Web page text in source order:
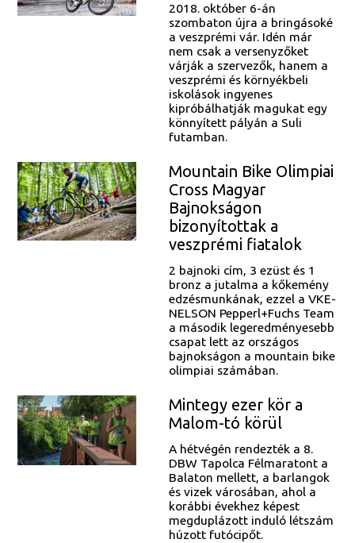
2018. október 6-án
szombaton újra a bringásoké
a veszprémi vár. Idén már
nem csak a versenyzőket
várják a szervezők, hanem a
veszprémi és környékbeli
iskolások ingyenes
kipróbálhatják magukat egy
könnyített pályán a Suli
futamban.
Mountain Bike Olimpiai
Cross Magyar
Bajnokságon
bizonyítottak a
veszprémi fiatalok
2 bajnoki cím, 3 ezüst és 1
bronz a jutalma a kőkemény
edzésmunkának, ezzel a VKE-
NELSON Pepperl+Fuchs Team
a második legeredményesebb
csapat lett az országos
bajnokságon a mountain bike
olimpiai számában.
Mintegy ezer kör a
Malom-tó körül
A hétvégén rendezték a 8.
DBW Tapolca Félmaratont a
Balaton mellett, a barlangok
és vizek városában, ahol a
korábbi évekhez képest
megduplázott induló létszám
húzott futócipőt.